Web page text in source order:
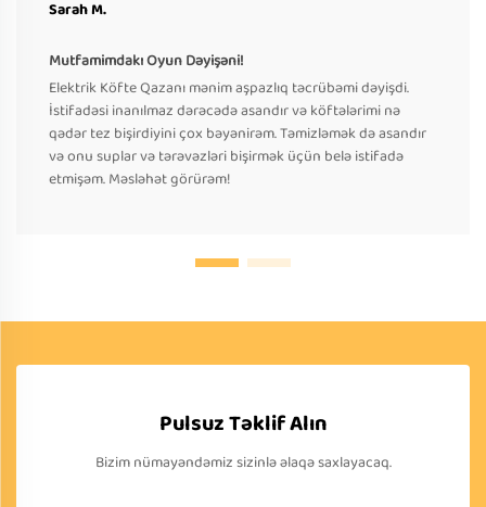
Sarah M.
Mutfamimdakı Oyun Dəyişəni!
Elektrik Köfte Qazanı mənim aşpazlıq təcrübəmi dəyişdi.
İstifadəsi inanılmaz dərəcədə asandır və köftələrimi nə
qədər tez bişirdiyini çox bəyənirəm. Təmizləmək də asandır
və onu suplar və tərəvəzləri bişirmək üçün belə istifadə
etmişəm. Məsləhət görürəm!
Pulsuz Təklif Alın
Bizim nümayəndəmiz sizinlə əlaqə saxlayacaq.